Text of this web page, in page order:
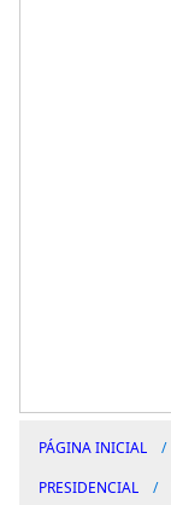
PÁGINA INICIAL
PRESIDENCIAL